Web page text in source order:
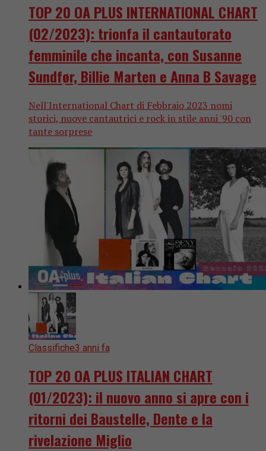
TOP 20 OA PLUS INTERNATIONAL CHART
(02/2023): trionfa il cantautorato
femminile che incanta, con Susanne
Sundfør, Billie Marten e Anna B Savage
Nell'International Chart di Febbraio 2023 nomi
storici, nuove cantautrici e rock in stile anni '90 con
tante sorprese
Classifiche3 anni fa
TOP 20 OA PLUS ITALIAN CHART
(01/2023): il nuovo anno si apre con i
ritorni dei Baustelle, Dente e la
rivelazione Miglio